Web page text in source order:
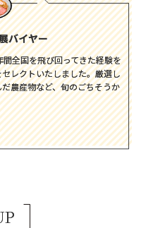
バイヤー
全国を飛び回ってきた経験を
レクトいたしました。厳選し
農産物など、旬のごちそうか